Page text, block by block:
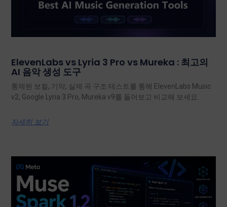
ElevenLabs vs Lyria 3 Pro vs Mureka : 최고의
AI 음악 생성 도구
통제된 보컬, 기악, 실제 곡 구조 테스트를 통해 ElevenLabs Music
v2, Google Lyria 3 Pro, Mureka v9를 들어보고 비교해 보세요.
자세히 보기